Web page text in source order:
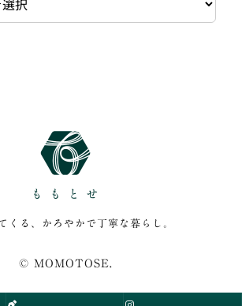
くる、かろやかで丁寧な暮らし。
© MOMOTOSE.